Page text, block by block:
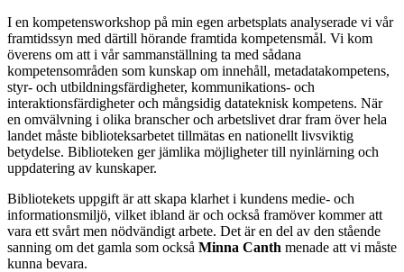
I en kompetensworkshop på min egen arbetsplats analyserade vi vår
framtidssyn med därtill hörande framtida kompetensmål. Vi kom
överens om att i vår sammanställning ta med sådana
kompetensområden som kunskap om innehåll, metadatakompetens,
styr- och utbildningsfärdigheter, kommunikations- och
interaktionsfärdigheter och mångsidig datateknisk kompetens. När
en omvälvning i olika branscher och arbetslivet drar fram över hela
landet måste biblioteksarbetet tillmätas en nationellt livsviktig
betydelse. Biblioteken ger jämlika möjligheter till nyinlärning och
uppdatering av kunskaper.
Bibliotekets uppgift är att skapa klarhet i kundens medie- och
informationsmiljö, vilket ibland är och också framöver kommer att
vara ett svårt men nödvändigt arbete. Det är en del av den stående
sanning om det gamla som också Minna Canth menade att vi måste
kunna bevara.